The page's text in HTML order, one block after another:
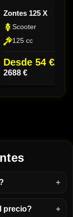
Zontes 125 X
Scooter
125 cc
Desde 54 €/
2688 €
precio?